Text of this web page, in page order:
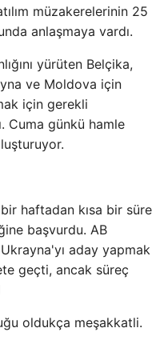
müzakerelerinin 25
anlaşmaya vardı.
yürüten Belçika,
ve Moldova için
için gerekli
Cuma günkü hamle
haftadan kısa bir süre
başvurdu. AB
aday yapmak
geçti, ancak süreç
oldukça meşakkatli.